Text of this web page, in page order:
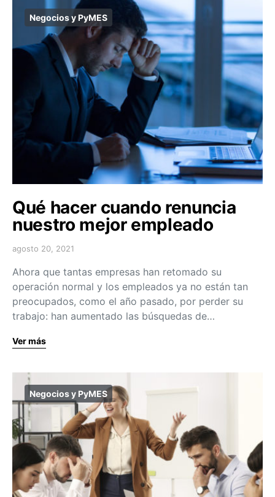
Negocios y PyMES
Qué hacer cuando renuncia
nuestro mejor empleado
agosto 20, 2021
Ahora que tantas empresas han retomado su
operación normal y los empleados ya no están tan
preocupados, como el año pasado, por perder su
trabajo: han aumentado las búsquedas de…
Ver más
Negocios y PyMES